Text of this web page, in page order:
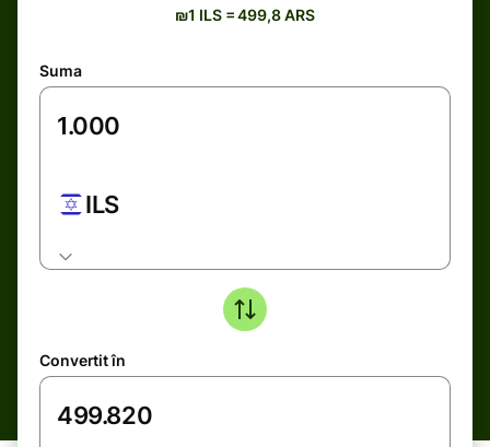
₪1 ILS = 499,8 ARS
Suma
ILS
Convertit în